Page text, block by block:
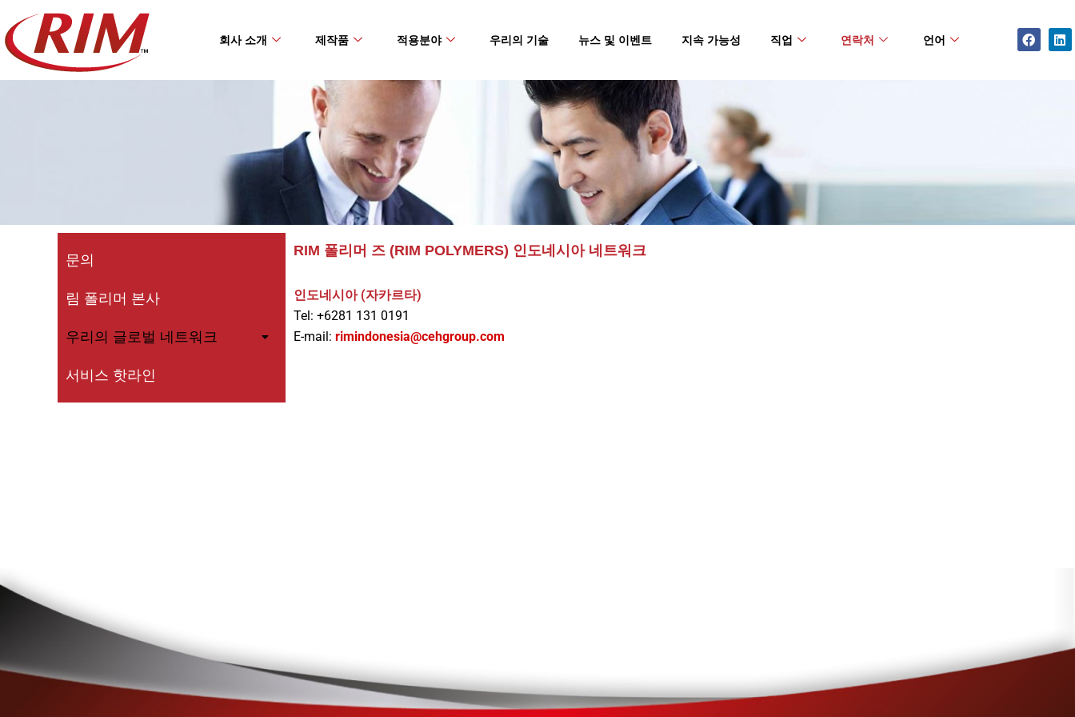
to
content
회사 소개 제작품 적용분야 우리의 기술 뉴스 및 이벤트 지속 가능성 직업 연락처 언어
문의
림 폴리머 본사
우리의 글로벌 네트워크
서비스 핫라인
RIM 폴리머 즈 (RIM POLYMERS) 인도네시아 네트워크
인도네시아 (자카르타)
Tel: +6281 131 0191
E-mail: rimindonesia@cehgroup.com